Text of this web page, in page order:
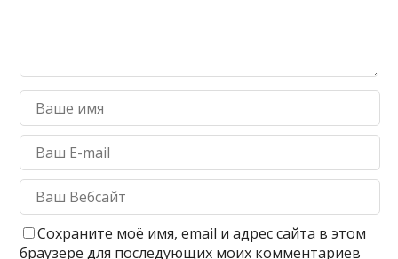
Сохраните моё имя, email и адрес сайта в этом
браузере для последующих моих комментариев